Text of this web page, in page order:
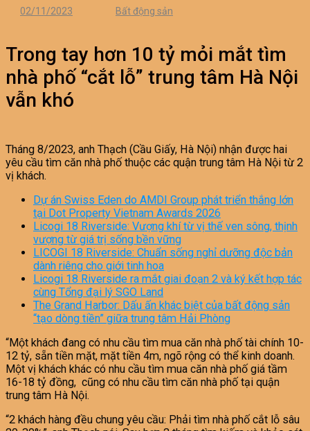
02/11/2023 Bất động sản
Trong tay hơn 10 tỷ mỏi mắt tìm
nhà phố “cắt lỗ” trung tâm Hà Nội
vẫn khó
Tháng 8/2023, anh Thạch (Cầu Giấy, Hà Nội) nhận được hai
yêu cầu tìm căn nhà phố thuộc các quận trung tâm Hà Nội từ 2
vị khách.
Dự án Swiss Eden do AMDI Group phát triển thắng lớn
tại Dot Property Vietnam Awards 2026
Licogi 18 Riverside: Vượng khí từ vị thế ven sông, thịnh
vượng từ giá trị sống bền vững
LICOGI 18 Riverside: Chuẩn sống nghỉ dưỡng độc bản
dành riêng cho giới tinh hoa
Licogi 18 Riverside ra mắt giai đoạn 2 và ký kết hợp tác
cùng Tổng đại lý SGO Land
The Grand Harbor: Dấu ấn khác biệt của bất động sản
“tạo dòng tiền” giữa trung tâm Hải Phòng
“Một khách đang có nhu cầu tìm mua căn nhà phố tài chính 10-
12 tỷ, sẵn tiền mặt, mặt tiền 4m, ngõ rộng có thể kinh doanh.
Một vị khách khác có nhu cầu tìm mua căn nhà phố giá tầm
16-18 tỷ đồng, cũng có nhu cầu tìm căn nhà phố tại quận
trung tâm Hà Nội.
“2 khách hàng đều chung yêu cầu: Phải tìm nhà phố cắt lỗ sâu